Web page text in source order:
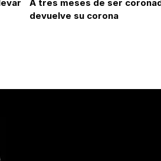
A tres meses de ser
devuelve su corona